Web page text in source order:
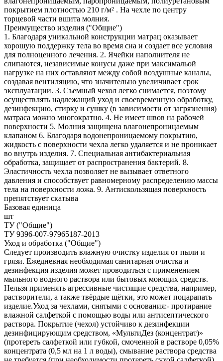
покрытием плотностью 210 г/м² . На чехле по центру
торцевой части вшита молния.
Преимущество изделия ("Общие")
1. Благодаря уникальной конструкции матрац оказывает
хорошую поддержку тела во время сна и создает все условия
для полноценного лечения. 2. Ячейки наполнителя не
слипаются, независимые конусы даже при максимальой
нагрузке на них оставляют между собой воздушные каналы,
создавая вентиляцию, что значительно увеличивает срок
эксплуатации. 3. Съемный чехол легко снимается, поэтому
осуществлять надлежащий уход и своевременную обработку,
дезинфекцию, стирку и сушку (в зависимости от загрязнения)
матраса можно многократно. 4. Не имеет швов на рабочей
поверхности 5. Молния защищена влагонепроницаемым
клапаном 6. Благодаря водонепроницаемому покрытию,
жидкость с поверхности чехла легко удаляется и не проникает
во внутрь изделия. 7. Специальная антибактериальная
обработка, защищает от распространения бактерий. 8.
Эластичность чехла позволяет не вызывает ответного
давления и способствует равномерному распределению массы
тела на поверхности ложа. 9. Антискользящая поверхность
препятствует скатыва
Базовая единица
шт
ТУ ("Общие")
ТУ 9396-007-97965187-2013
Уход и обработка ("Общие")
Следует производить влажную очистку изделия от пыли и
грязи. Ежедневная необходимая санитарная очистка и
дезинфекция изделия может проводиться с применением
мыльного водного раствора или бытовых моющих средств.
Нельзя применять агрессивные чистящие средства, например,
растворители, а также твёрдые щётки, это может поцарапать
изделие.Уход за чехлами, снятыми с основания:- протирание
влажной салфеткой с помощью воды или антисептического
раствора. Покрытие (чехол) устойчиво к дезинфекции
дезинфицирующим средством, «МультиДез (концентрат)»
(протереть салфеткой или губкой, смоченной в растворе 0,05%
концентрата (0,5 мл на 1 л воды), смывание раствора средства